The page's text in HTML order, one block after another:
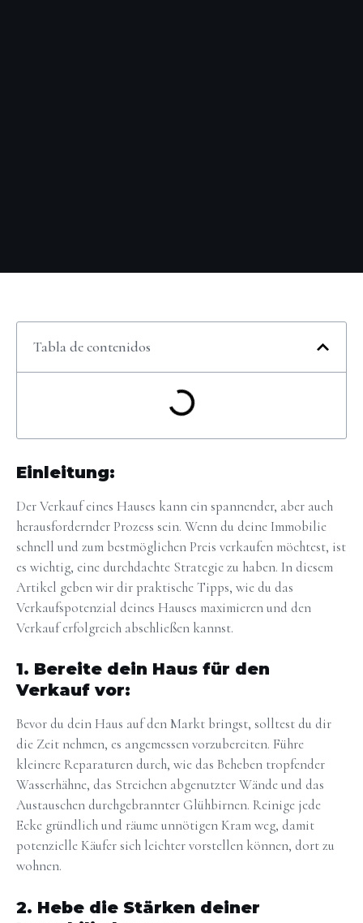
Tabla de contenidos
Einleitung:
Der Verkauf eines Hauses kann ein spannender, aber auch
herausfordernder Prozess sein. Wenn du deine Immobilie
schnell und zum bestmöglichen Preis verkaufen möchtest, ist
es wichtig, eine durchdachte Strategie zu haben. In diesem
Artikel geben wir dir praktische Tipps, wie du das
Verkaufspotenzial deines Hauses maximieren und den
Verkauf erfolgreich abschließen kannst.
1. Bereite dein Haus für den
Verkauf vor:
Bevor du dein Haus auf den Markt bringst, solltest du dir
die Zeit nehmen, es angemessen vorzubereiten. Führe
kleinere Reparaturen durch, wie das Beheben tropfender
Wasserhähne, das Streichen abgenutzter Wände und das
Austauschen durchgebrannter Glühbirnen. Reinige jede
Ecke gründlich und räume unnötigen Kram weg, damit
potenzielle Käufer sich leichter vorstellen können, dort zu
wohnen.
2. Hebe die Stärken deiner